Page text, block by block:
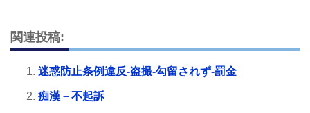
関連投稿:
迷惑防止条例違反-盗撮-勾留されず-罰金
痴漢－不起訴